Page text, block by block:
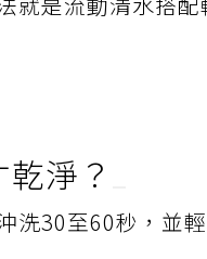
就是流動清水搭配
淨？
洗30至60秒，並